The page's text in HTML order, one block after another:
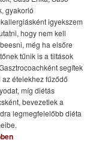
gyakorló
igyekszem
hogy nem kell
még ha elsőre
tűnik is a tiltások
segítek
az ételekhez fűződő
míg diétás
bevezetlek a
legmegfelelőbb diéta